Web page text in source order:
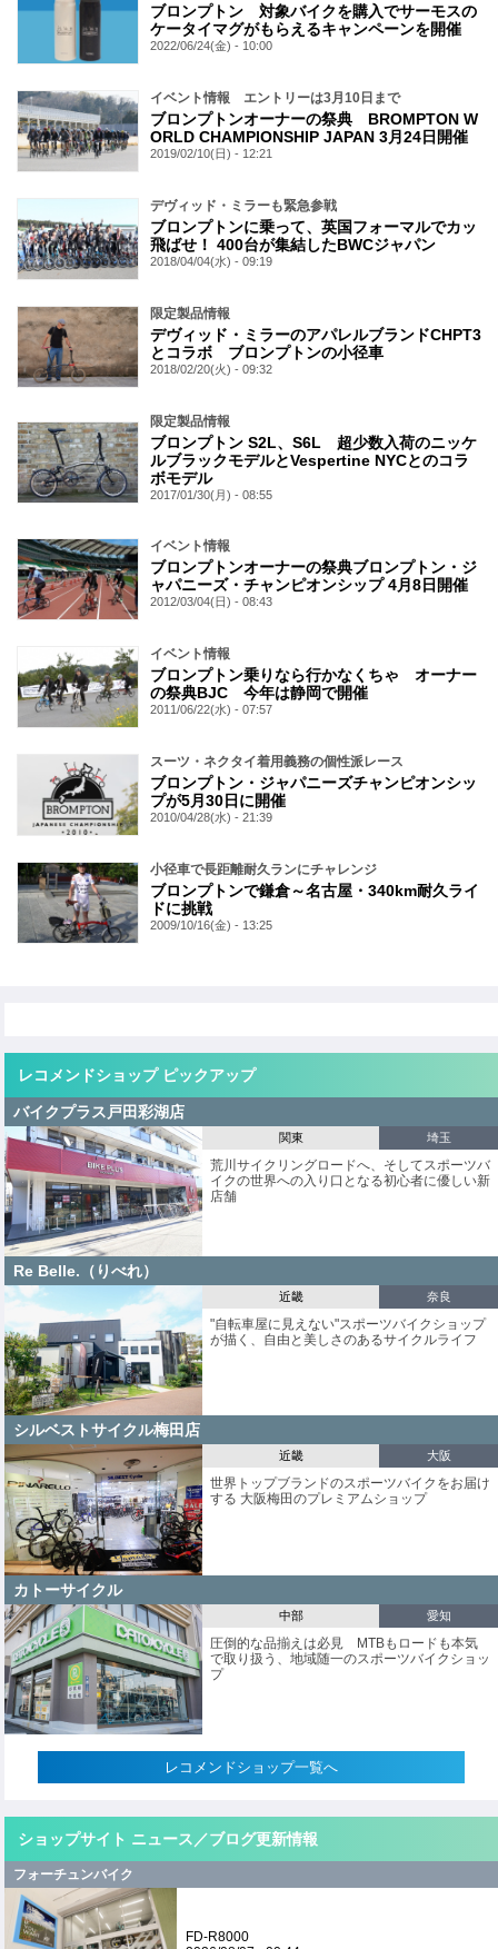
ブロンプトン 対象バイクを購入でサーモスの
ケータイマグがもらえるキャンペーンを開催
2022/06/24(金) - 10:00
イベント情報 エントリーは3月10日まで
ブロンプトンオーナーの祭典 BROMPTON W
ORLD CHAMPIONSHIP JAPAN 3月24日開催
2019/02/10(日) - 12:21
デヴィッド・ミラーも緊急参戦
ブロンプトンに乗って、英国フォーマルでカッ
飛ばせ！ 400台が集結したBWCジャパン
2018/04/04(水) - 09:19
限定製品情報
デヴィッド・ミラーのアパレルブランドCHPT3
とコラボ ブロンプトンの小径車
2018/02/20(火) - 09:32
限定製品情報
ブロンプトン S2L、S6L 超少数入荷のニッケ
ルブラックモデルとVespertine NYCとのコラ
ボモデル
2017/01/30(月) - 08:55
イベント情報
ブロンプトンオーナーの祭典ブロンプトン・ジ
ャパニーズ・チャンピオンシップ 4月8日開催
2012/03/04(日) - 08:43
イベント情報
ブロンプトン乗りなら行かなくちゃ オーナー
の祭典BJC 今年は静岡で開催
2011/06/22(水) - 07:57
スーツ・ネクタイ着用義務の個性派レース
ブロンプトン・ジャパニーズチャンピオンシッ
プが5月30日に開催
2010/04/28(水) - 21:39
小径車で長距離耐久ランにチャレンジ
ブロンプトンで鎌倉～名古屋・340km耐久ライ
ドに挑戦
2009/10/16(金) - 13:25
レコメンドショップ ピックアップ
バイクプラス戸田彩湖店
関東 埼玉
荒川サイクリングロードへ、そしてスポーツバ
イクの世界への入り口となる初心者に優しい新
店舗
Re Belle.（りべれ）
近畿 奈良
"自転車屋に見えない"スポーツバイクショップ
が描く、自由と美しさのあるサイクルライフ
シルベストサイクル梅田店
近畿 大阪
世界トップブランドのスポーツバイクをお届け
する 大阪梅田のプレミアムショップ
カトーサイクル
中部 愛知
圧倒的な品揃えは必見 MTBもロードも本気
で取り扱う、地域随一のスポーツバイクショッ
プ
レコメンドショップ一覧へ
ショップサイト ニュース／ブログ更新情報
フォーチュンバイク
FD-R8000